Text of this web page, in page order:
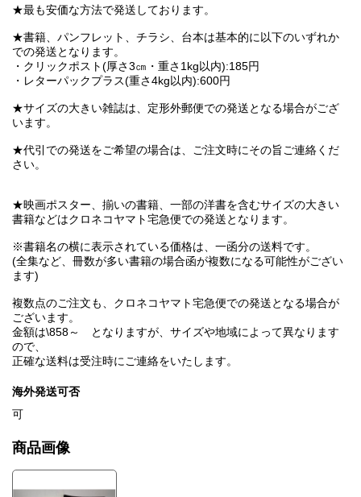
★最も安価な方法で発送しております。
★書籍、パンフレット、チラシ、台本は基本的に以下のいずれか
での発送となります。
・クリックポスト(厚さ3㎝・重さ1kg以内):185円
・レターパックプラス(重さ4kg以内):600円
★サイズの大きい雑誌は、定形外郵便での発送となる場合がござ
います。
★代引での発送をご希望の場合は、ご注文時にその旨ご連絡くだ
さい。
★映画ポスター、揃いの書籍、一部の洋書を含むサイズの大きい
書籍などはクロネコヤマト宅急便での発送となります。
※書籍名の横に表示されている価格は、一函分の送料です。
(全集など、冊数が多い書籍の場合函が複数になる可能性がござい
ます)
複数点のご注文も、クロネコヤマト宅急便での発送となる場合が
ございます。
金額は\858～ となりますが、サイズや地域によって異なります
ので、
正確な送料は受注時にご連絡をいたします。
海外発送可否
可
商品画像